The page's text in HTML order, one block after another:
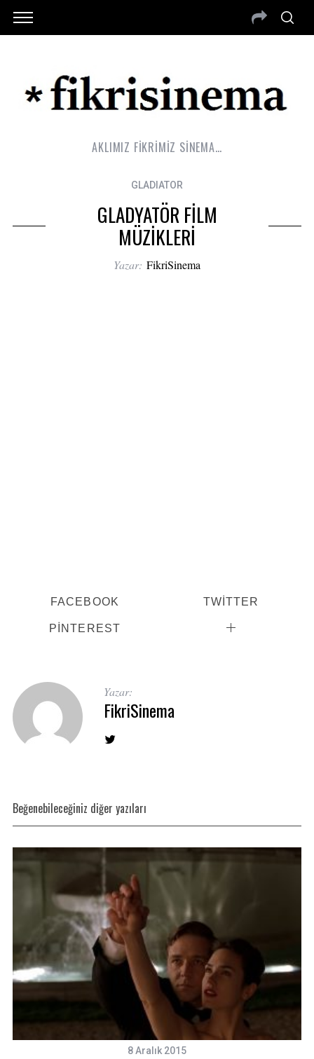
AKLIMIZ FİKRİMİZ SİNEMA…
GLADIATOR
GLADYATÖR FİLM
MÜZİKLERİ
Yazar: FikriSinema
FACEBOOK TWITTER
PINTEREST
Yazar:
FikriSinema
Beğenebileceğiniz diğer yazıları
8 Aralık 2015